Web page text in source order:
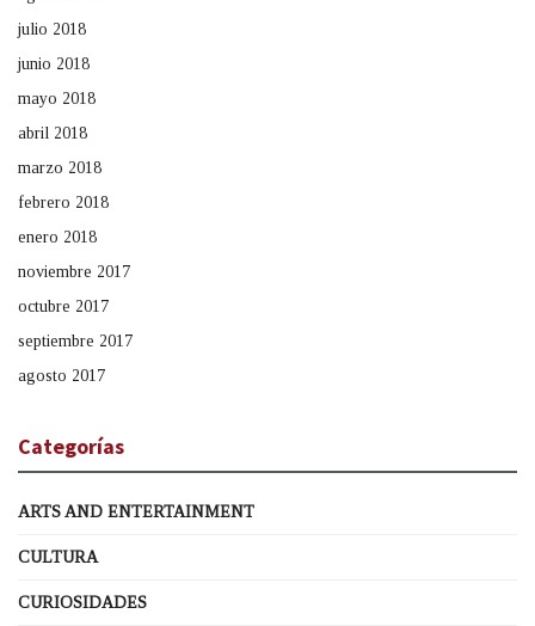
julio 2018
junio 2018
mayo 2018
abril 2018
marzo 2018
febrero 2018
enero 2018
noviembre 2017
octubre 2017
septiembre 2017
agosto 2017
Categorías
ARTS AND ENTERTAINMENT
CULTURA
CURIOSIDADES